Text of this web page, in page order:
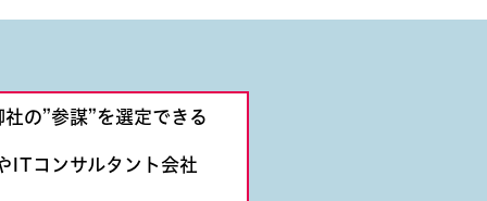
の”参謀”を選定できる
ITコンサルタント会社